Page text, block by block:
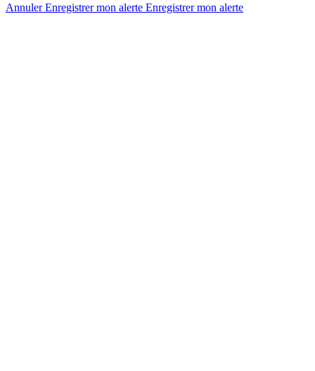
AnnulerEnregistrer mon alerte Enregistrermon alerte